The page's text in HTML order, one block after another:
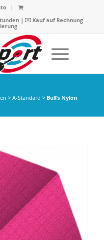
|
Kauf auf Rechnung
> A-Standard > Bull’s Nylon